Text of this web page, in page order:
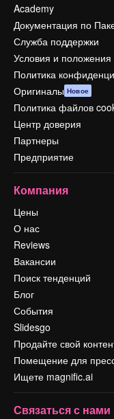
Academy
Документация по
Служба поддержки
Условия и положения
Политика
Оригиналы Новое
Политика файлов
Центр доверия
Партнеры
Предприятие
Компания
Цены
О нас
Reviews
Вакансии
Поиск тенденций
Блог
События
Slidesgo
Продайте свой
Помещение для
Ищете magnific.ai
Связаться с нами